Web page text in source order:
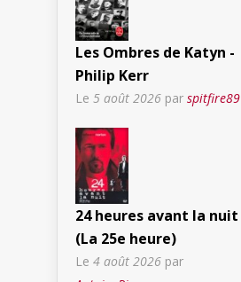
Les Ombres de Katyn -
Philip Kerr
Le 5 août 2026 par spitfire89
24 heures avant la nuit
(La 25e heure)
Le 4 août 2026 par